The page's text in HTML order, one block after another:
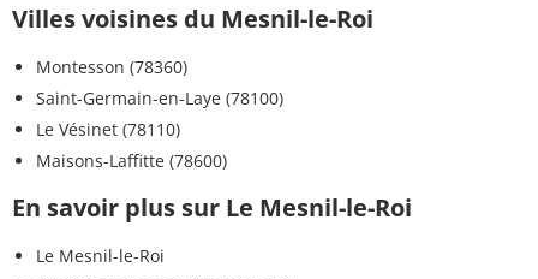
Villes voisines du Mesnil-le-Roi
Montesson (78360)
Saint-Germain-en-Laye (78100)
Le Vésinet (78110)
Maisons-Laffitte (78600)
En savoir plus sur Le Mesnil-le-Roi
Le Mesnil-le-Roi